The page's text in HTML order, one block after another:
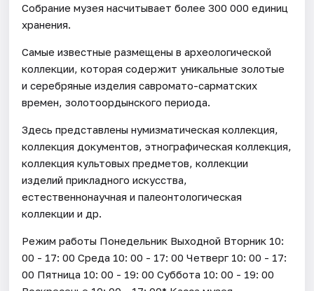
Собрание музея насчитывает более 300 000 единиц
хранения.
Самые известные размещены в археологической
коллекции, которая содержит уникальные золотые
и серебряные изделия савромато-сарматских
времен, золотоордынского периода.
Здесь представлены нумизматическая коллекция,
коллекция документов, этнографическая коллекция,
коллекция культовых предметов, коллекции
изделий прикладного искусства,
естественнонаучная и палеонтологическая
коллекции и др.
Режим работы Понедельник Выходной Вторник 10:
00 - 17: 00 Среда 10: 00 - 17: 00 Четверг 10: 00 - 17:
00 Пятница 10: 00 - 19: 00 Суббота 10: 00 - 19: 00